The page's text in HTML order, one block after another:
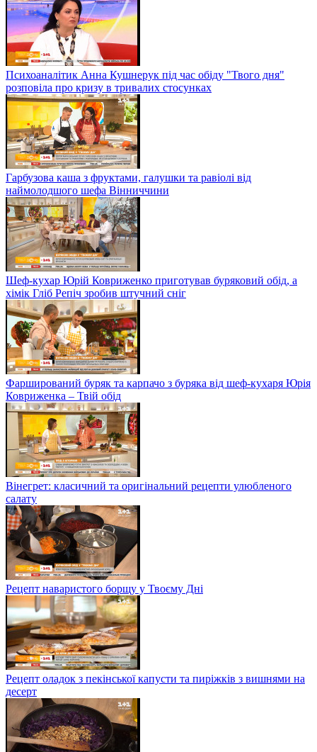
Психоаналітик Анна Кушнерук під час обіду "Твого дня"
розповіла про кризу в тривалих стосунках
Гарбузова каша з фруктами, галушки та равіолі від
наймолодшого шефа Вінниччини
Шеф-кухар Юрій Ковриженко приготував буряковий обід, а
хімік Гліб Репіч зробив штучний сніг
Фарширований буряк та карпачо з буряка від шеф-кухаря Юрія
Ковриженка – Твій обід
Вінегрет: класичний та оригінальний рецепти улюбленого
салату
Рецепт наваристого борщу у Твоєму Дні
Рецепт оладок з пекінської капусти та пиріжків з вишнями на
десерт